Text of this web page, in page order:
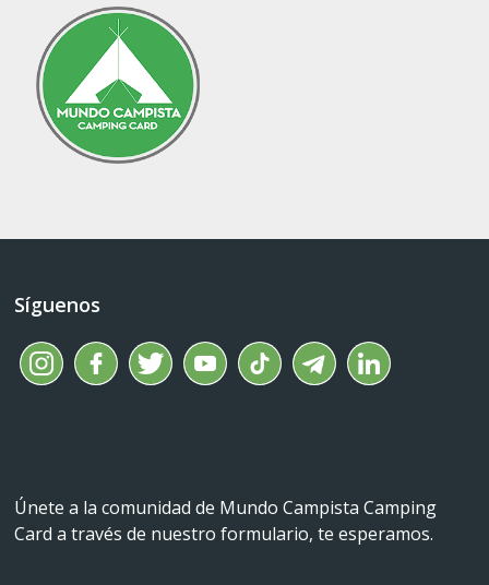
Síguenos
Únete a la comunidad de Mundo Campista Camping
Card a través de nuestro formulario, te esperamos.